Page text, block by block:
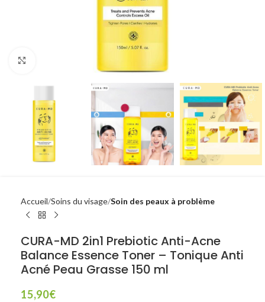
Accueil Soins du visage Soin des peaux à problème
CURA-MD 2in1 Prebiotic Anti-Acne
Balance Essence Toner – Tonique Anti
Acné Peau Grasse 150 ml
15,90€